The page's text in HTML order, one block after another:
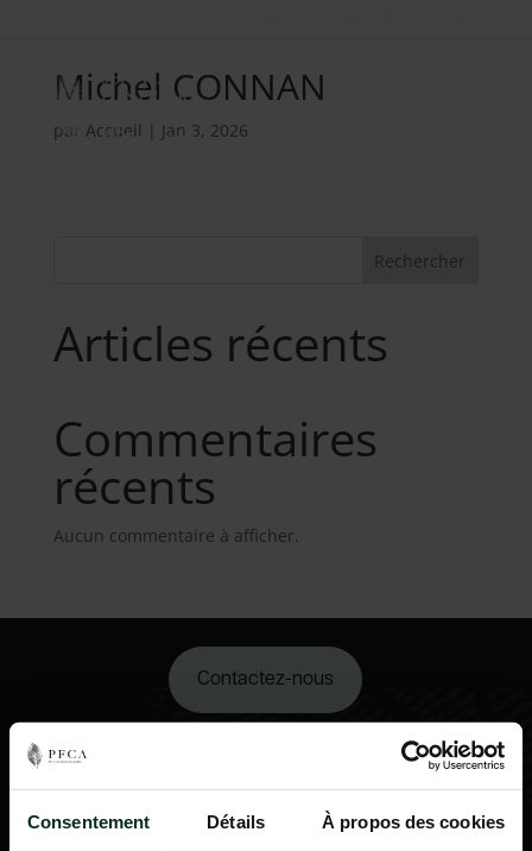
Consentement Détails À propos des cookies
Michel CONNAN
par Accueil | Jan 3, 2026
Rechercher
Articles récents
Commentaires
récents
Aucun commentaire à afficher.
Contactez-nous